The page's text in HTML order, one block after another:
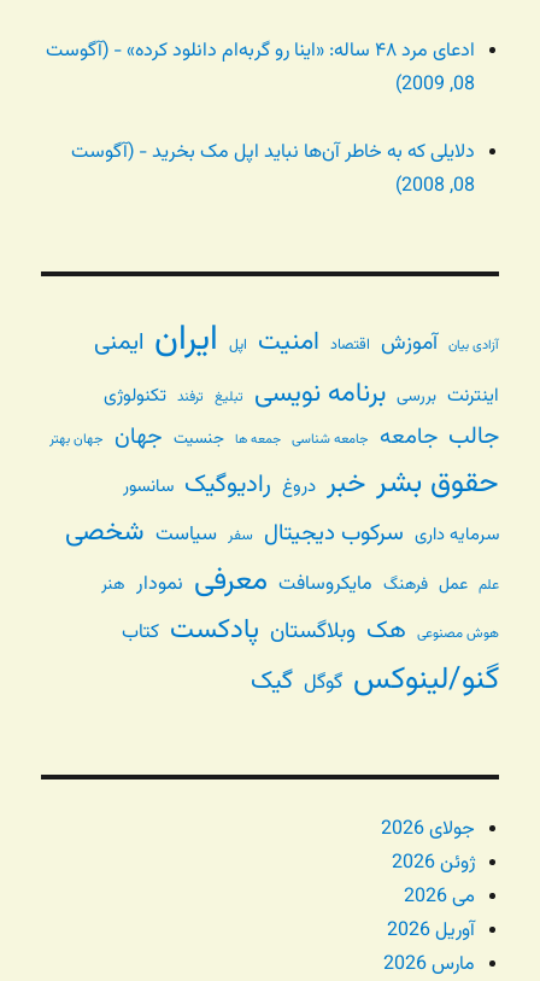
ادعای مرد ۴۸ ساله: «اینا رو گربه‌ام دانلود کرده» - (آگوست
08, 2009)
دلایلی که به خاطر آن‌ها نباید اپل مک بخرید - (آگوست
08, 2008)
آزادی بیان آموزش اقتصاد امنیت اپل ایران ایمنی
اینترنت بررسی برنامه نویسی تبلیغ ترفند تکنولوژی
جالب جامعه جامعه شناسی جمعه ها جنسیت جهان جهان بهتر
حقوق بشر خبر دروغ رادیوگیک سانسور
سرمایه داری سرکوب دیجیتال سفر سیاست شخصی
علم عمل فرهنگ مایکروسافت معرفی نمودار هنر
هوش مصنوعی هک وبلاگستان پادکست کتاب
گنو/لینوکس گوگل گیک
جولای 2026
ژوئن 2026
می 2026
آوریل 2026
مارس 2026